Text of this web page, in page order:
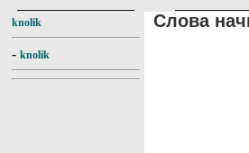
knolik
- knolik
Слова